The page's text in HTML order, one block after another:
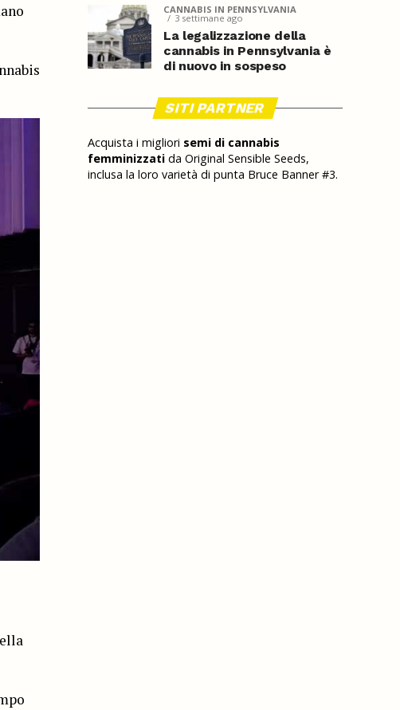
CANNABIS IN PENNSYLVANIA
3 settimane ago
La legalizzazione della
cannabis in Pennsylvania è
di nuovo in sospeso
SITI PARTNER
Acquista i migliori semi di cannabis
femminizzati da Original Sensible Seeds,
inclusa la loro varietà di punta Bruce Banner #3.